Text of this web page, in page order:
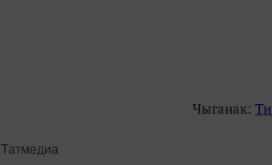
Чыганак:
Татмедиа